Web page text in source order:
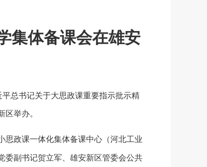
集体备课会在雄安
总书记关于大思政课重要指示批示精
举办。
政课一体化集体备课中心（河北工业
委副书记贺立军、雄安新区管委会公共